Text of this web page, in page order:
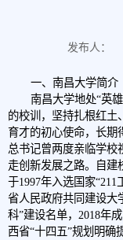
发布人：
一、南昌大学简介
南昌大学地处“英
的校训，坚持扎根红土
育才的初心使命，长期
总书记曾两度亲临学校
走创新发展之路。自建
于1997年入选国家
省人民政府共同建设大
科”建设名单，2018年
西省“十四五”规划明确